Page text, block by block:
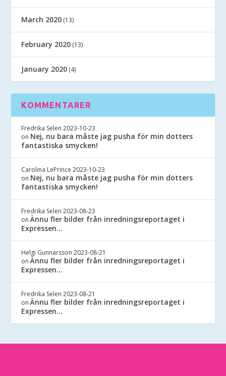
March 2020 (13)
February 2020 (13)
January 2020 (4)
KOMMENTARER
Fredrika Selen 2023-10-23
on Nej, nu bara måste jag pusha för min dotters
fantastiska smycken!
Carolina LePrince 2023-10-23
on Nej, nu bara måste jag pusha för min dotters
fantastiska smycken!
Fredrika Selen 2023-08-23
onÄnnu fler bilder från inredningsreportaget i
Expressen…
Helgi Gunnarsson 2023-08-21
onÄnnu fler bilder från inredningsreportaget i
Expressen…
Fredrika Selen 2023-08-21
onÄnnu fler bilder från inredningsreportaget i
Expressen…